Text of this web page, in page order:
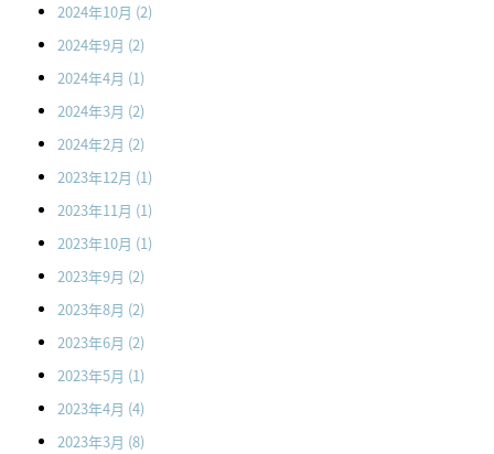
2024年10月 (2)
2024年9月 (2)
2024年4月 (1)
2024年3月 (2)
2024年2月 (2)
2023年12月 (1)
2023年11月 (1)
2023年10月 (1)
2023年9月 (2)
2023年8月 (2)
2023年6月 (2)
2023年5月 (1)
2023年4月 (4)
2023年3月 (8)